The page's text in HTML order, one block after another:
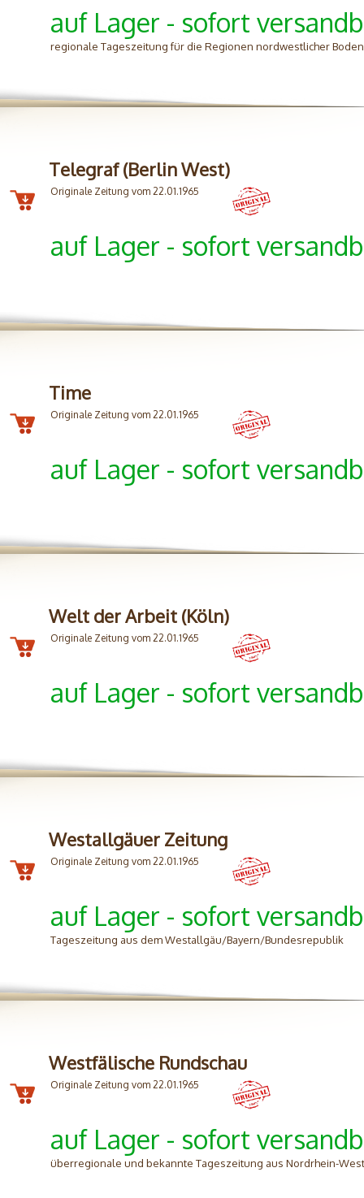
auf Lager - sofort
regionale Tageszeitung für die Regionen nordwestlicher
Telegraf (Berlin West)
Originale Zeitung vom 22.01.1965
auf Lager - sofort
Time
Originale Zeitung vom 22.01.1965
auf Lager - sofort
Welt der Arbeit (Köln)
Originale Zeitung vom 22.01.1965
auf Lager - sofort
Westallgäuer Zeitung
Originale Zeitung vom 22.01.1965
auf Lager - sofort
Tageszeitung aus dem Westallgäu/Bayern/Bundesrepublik
Westfälische Rundschau
Originale Zeitung vom 22.01.1965
auf Lager - sofort
überregionale und bekannte Tageszeitung aus Nordrhein-